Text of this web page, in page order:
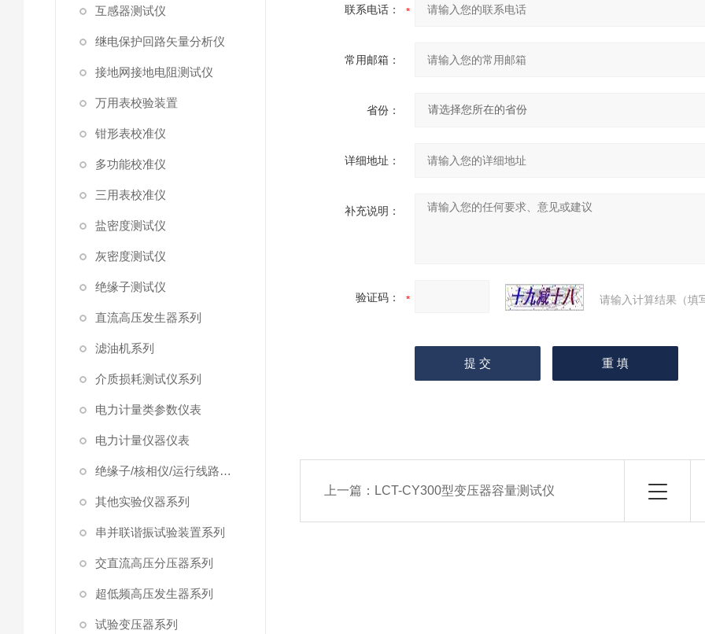
互感器测试仪
继电保护回路矢量分析仪
接地网接地电阻测试仪
万用表校验装置
钳形表校准仪
多功能校准仪
三用表校准仪
盐密度测试仪
灰密度测试仪
绝缘子测试仪
直流高压发生器系列
滤油机系列
介质损耗测试仪系列
电力计量类参数仪表
电力计量仪器仪表
绝缘子/核相仪/运行线路试验仪器
其他实验仪器系列
串并联谐振试验装置系列
交直流高压分压器系列
超低频高压发生器系列
试验变压器系列
联系电话：
常用邮箱：
省份：
详细地址：
补充说明：
验证码： 请输入计算结果（填
上一篇： LCT-CY300型变压器容量测试仪